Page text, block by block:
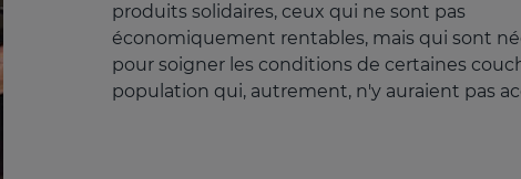
produits solidaires, ceux qui ne sont pas
économiquement rentables, mais qui sont
pour soigner les conditions de certaines
population qui, autrement, n'y auraient pas